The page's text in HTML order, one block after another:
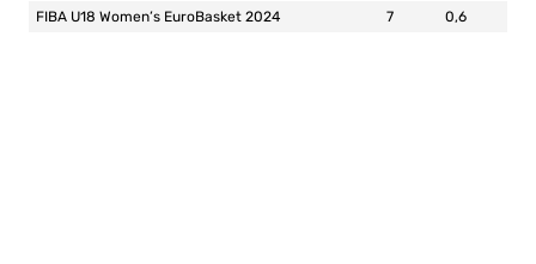
FIBA U18 Women’s EuroBasket 2024
7 0,6